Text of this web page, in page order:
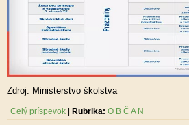
Zdroj: Ministerstvo školstva
Celý príspevok Rubrika: O B Č A N